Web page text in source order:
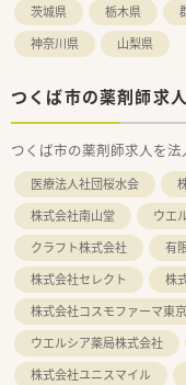
茨城県 栃木県
神奈川県
山梨県
つくば市の薬剤師求
つくば市の薬剤師求人を法
医療法人社団桜水会
株式会社南山堂
ウエ
クラフト株式会社
有
株式会社セレクト
株
株式会社コスモファーマ東京
ウエルシア薬局株式会社
株式会社ユニスマイル